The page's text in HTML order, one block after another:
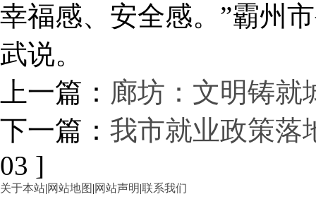
幸福感、安全感。”霸州
武说。
上一篇： 廊坊：文明铸就
下一篇： 我市就业政策落
03 ]
关于本站|网站地图 |网站声明|联系我们